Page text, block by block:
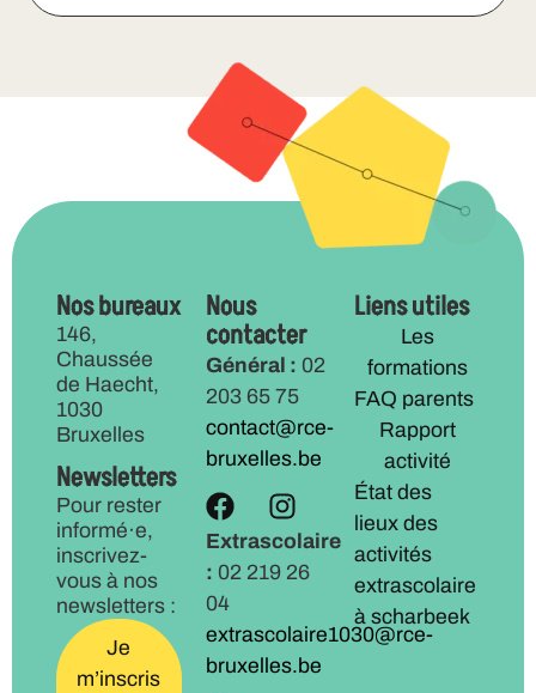
Nos bureaux
146,
Chaussée
de Haecht,
1030
Bruxelles
Newsletters
Pour rester
informé·e,
inscrivez-
vous à nos
newsletters :
Je
m’inscris
Nous
contacter
Général : 02
203 65 75
contact@rce-
bruxelles.be
Extrascolaire
: 02 219 26
04
extrascolaire1030@rce-
bruxelles.be
Liens utiles
Les
formations
FAQ parents
Rapport
activité
État des
lieux des
activités
extrascolaire
à scharbeek